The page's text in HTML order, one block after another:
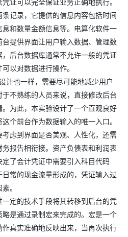
证可以完全保证业务正确地执行。
记录，它提供的信息内容包括时间
和数量金额信息等。电算化软件一
提供界面让用户输入数据、管理数
后台数据库通常不允许一般的凭证
以对数据进行操作。
计也一样，需要尽可能地减少用户
不熟练的人员来说，直接修改后台
为此，本实验设计了一个直观良好
个前台作为数据输入的唯一入口。
虑到界面是否美观、人性化，还需
报告相衔接。资产负债表和利润表
了会计凭证中需要引入科目代码
常的现金流量形成的，凭证输入过
。
定的技术手段将其转移到后台的凭
是通过录制宏来完成的。宏是一个
真实准确地反映出来，当再次执行